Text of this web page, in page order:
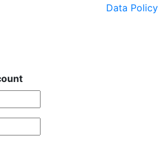
Data Policy